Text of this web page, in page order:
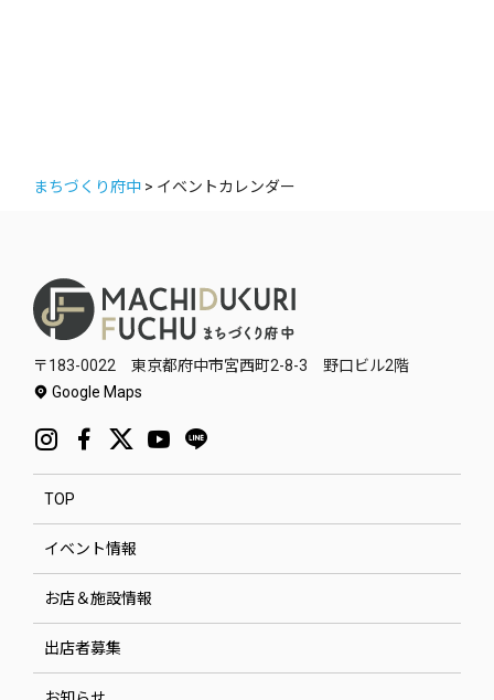
まちづくり府中 > イベントカレンダー
〒183-0022 東京都府中市宮西町2-8-3 野口ビル2階
Google Maps
TOP
イベント情報
お店＆施設情報
出店者募集